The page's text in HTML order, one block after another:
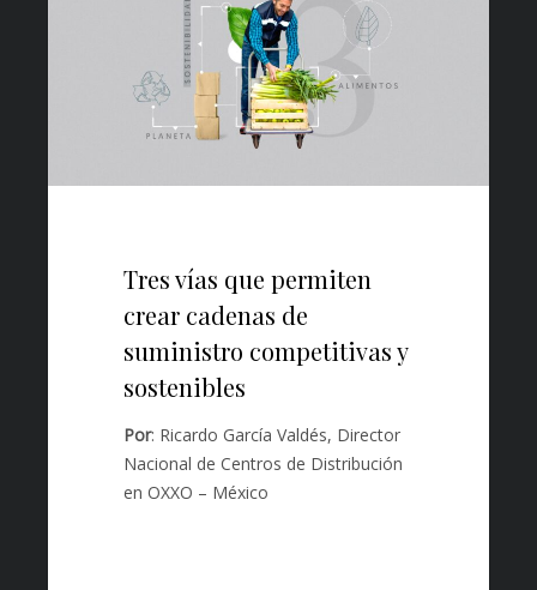
Tres vías que permiten
crear cadenas de
suministro competitivas y
sostenibles
Por: Ricardo García Valdés, Director
Nacional de Centros de Distribución
en OXXO – México